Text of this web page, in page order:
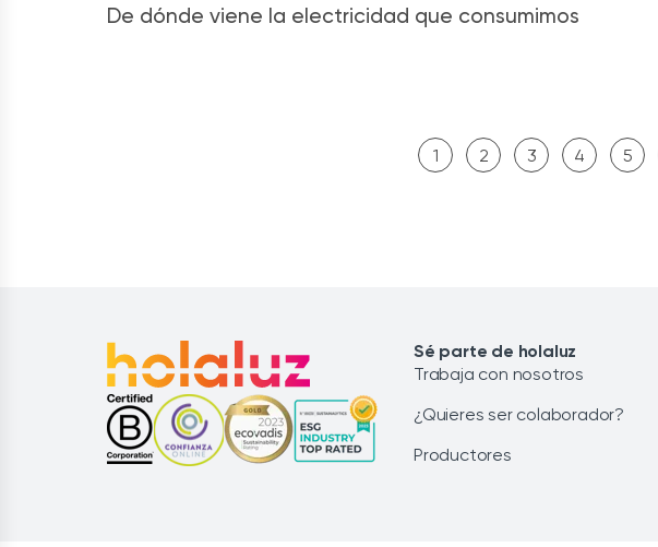
De dónde viene la electricidad que consumimos
1 2 3 4 5
Sé parte de holaluz
Trabaja con nosotros
¿Quieres ser colaborador?
Productores